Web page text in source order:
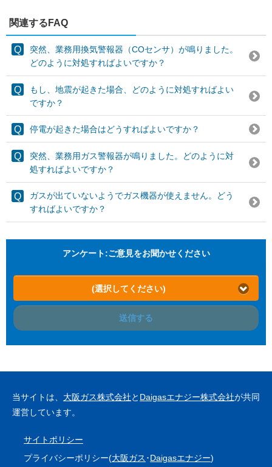
関連するFAQ
突然、業務用換気警報器（COセンサ）が鳴りました。
どのように対処すればよいですか？
もし、地震が起きた場合、どのように対処すればよい
ですか？
停電が起きた場合はどうすればよいですか？
突然、業務用ガス警報器が鳴りました。どのように対
処すればよいですか？
ガスが出ていないようでガス機器が使えません。どう
すればよいですか？
アンケート:ご意見をお聞かせください
(選択してください)
送信する
当サイトは、 大阪ガス株式会社と Daigasエナジー株式会社が共同
運営しています。
サイトポリシー
プライバシーポリシー(大阪ガス ･Daigasエナジー)